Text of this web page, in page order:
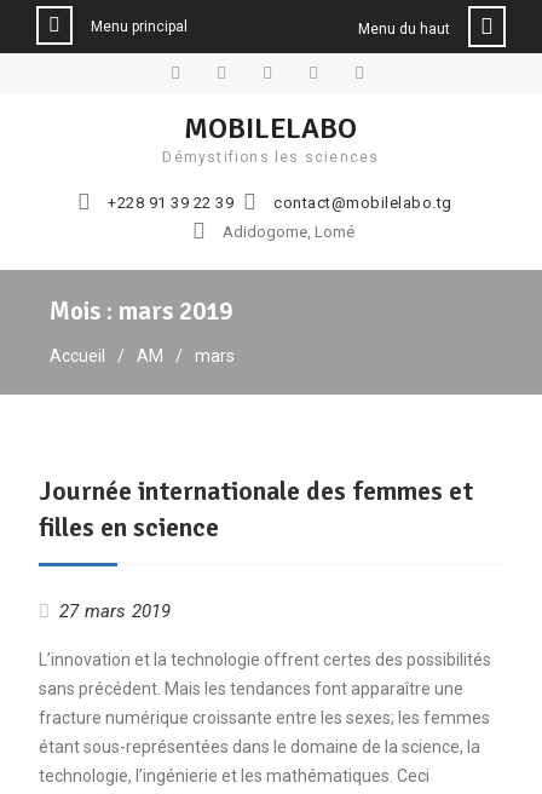
Menu principal Menu du haut
MOBILELABO
Démystifions les sciences
+228 91 39 22 39
contact@mobilelabo.tg
Adidogome, Lomé
Mois : mars 2019
Accueil AM mars
Journée internationale des femmes et
filles en science
27 mars 2019
L’innovation et la technologie offrent certes des possibilités
sans précédent. Mais les tendances font apparaître une
fracture numérique croissante entre les sexes; les femmes
étant sous-représentées dans le domaine de la science, la
technologie, l’ingénierie et les mathématiques. Ceci